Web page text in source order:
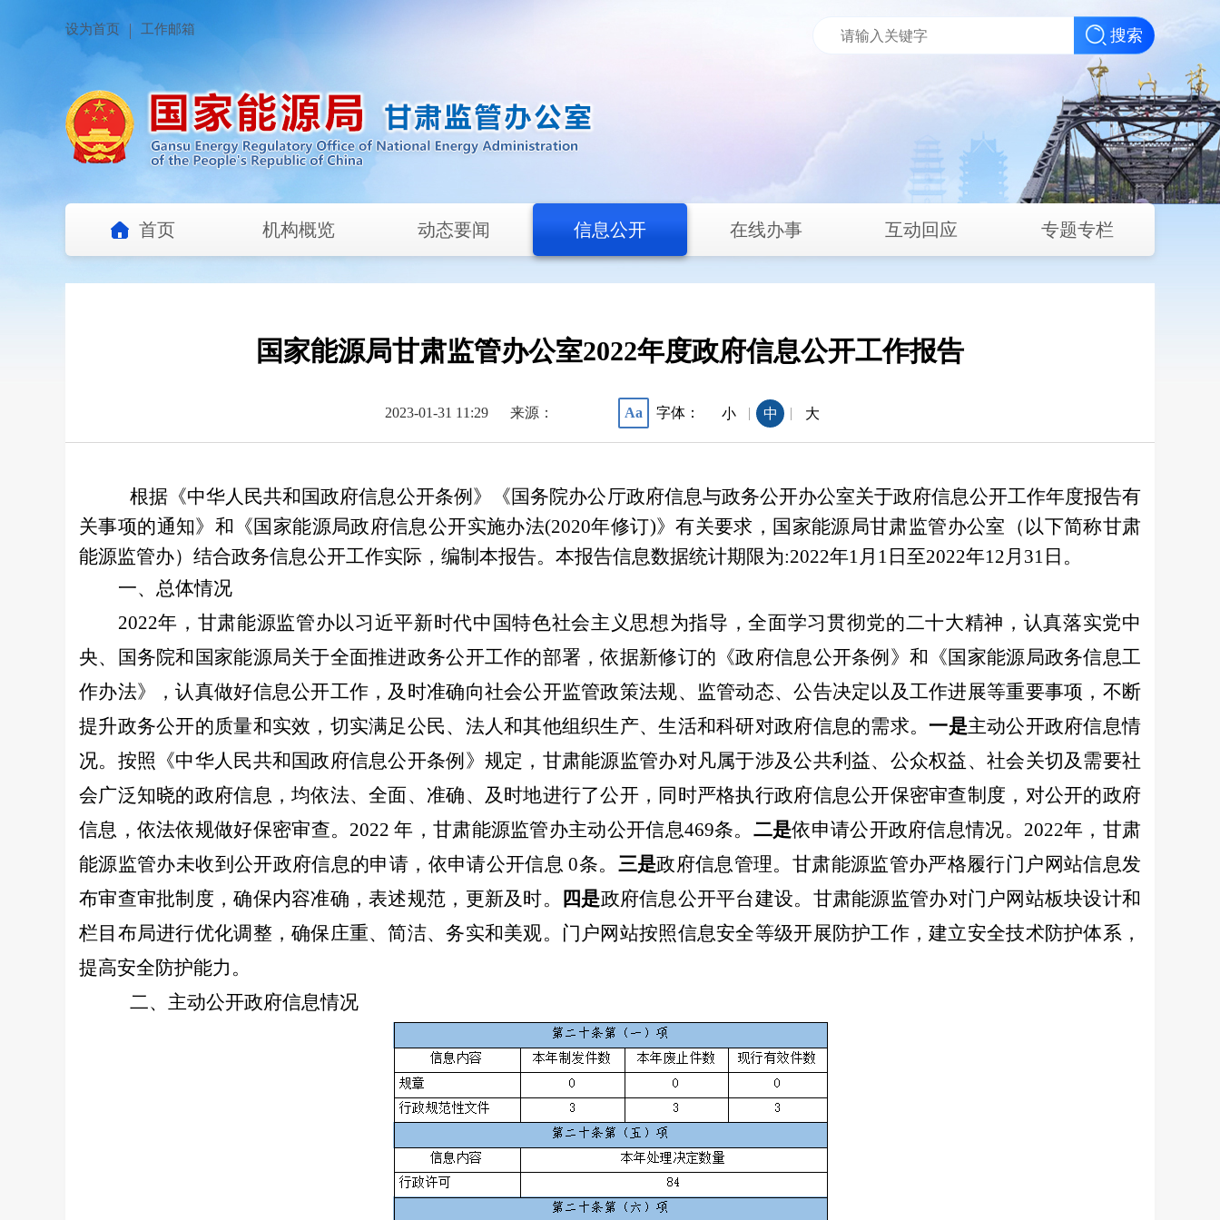
设为首页 工作邮箱 搜索
首页 机构概览 动态要闻 信息公开 在线办事 互动回应 专题专栏
国家能源局甘肃监管办公室2022年度政府信息公开工作报告
2023-01-31 11:29 来源： Aa 字体： 小 | 中 | 大
根据《中华人民共和国政府信息公开条例》《国务院办公厅政府信息与政务公开办公室关于政府信息公开工作年度报告有
关事项的通知》和《国家能源局政府信息公开实施办法(2020年修订)》有关要求，国家能源局甘肃监管办公室 （ 以下简称甘肃
能源监管办） 结合政务信息公开工作实际，编制本报告。本报告信息数据统计期限为:2022年1月 1 日至2022年12月 31 日。
一、总体情况
2022年，甘肃能源监管办以习近平新时代中国特色社会主义思想为指导，全面学习贯彻党的二十大精神，认真落实党中
央、国务院和国家能源局关于全面推进政务公开工作的部署，依据新修订的《政府信息公开条例》和《国家能源局政务信息工
作办法》，认真做好信息公开工作，及时准确向社会公开监管政策法规、监管动态、公告决定以及工作进展等重要事项 ， 不断
提升政务公开的质量和实效，切实满足公民、法人和其他组织生产、生活和科研对政府信息的需求。 一是主动公开政府信息情
况。按照《中华人民共和国政府信息公开条例》规定，甘肃能源监管办对凡属于涉及公共利益、公众权益、社会关切及需要社
会广泛知晓的政府信息，均依法、全面、准确、及时地进行了公开，同时严格执行政府信息公开保密审查制度，对公开的政府
信息，依法依规做好保密审查。 2022 年，甘肃能源监管办主动公开信息469条。 二是依申请公开政府信息情况。 2022年，甘肃
能源监管办未收到公开政府信息的申请，依申请公开信息 0条。 三是政府信息管理。甘肃能源监管办严格履行门户网站信息发
布审查审批制度，确保内容准确，表述规范，更新及时。
四是政府信息公开平台建设。甘肃能源监管办对门户网站板块设计和
栏目布局进行优化调整，确保庄重、简洁、务实和美观。门户网站按照信息安全等级开展防护工作，建立安全技术防护体系，
提高安全防护能力。
二、 主动公开政府信息情况